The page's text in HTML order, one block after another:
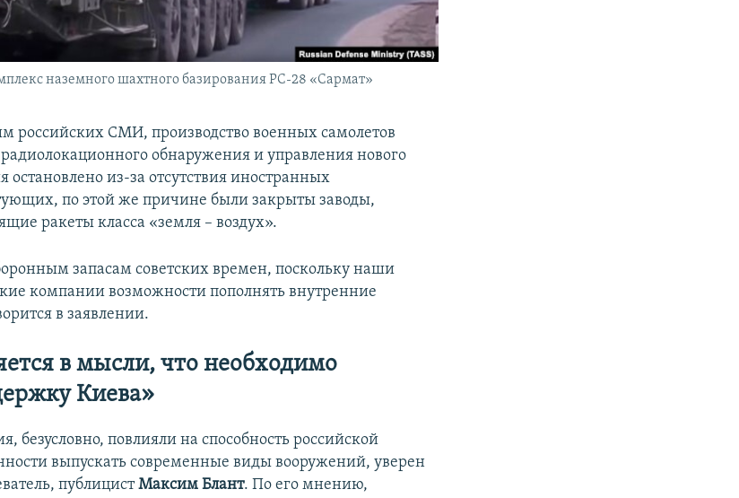
наземного шахтного базирования РС-28 «Сармат»
российских СМИ, производство военных самолетов
обнаружения и управления нового
остановлено из-за отсутствия иностранных
по этой же причине были закрыты заводы,
ракеты класса «земля – воздух».
запасам советских времен, поскольку наши
компании возможности пополнять внутренние
в заявлении.
в мысли, что необходимо
Киева»
безусловно, повлияли на способность российской
выпускать современные виды вооружений, уверен
публицистМаксим Блант. По его мнению,